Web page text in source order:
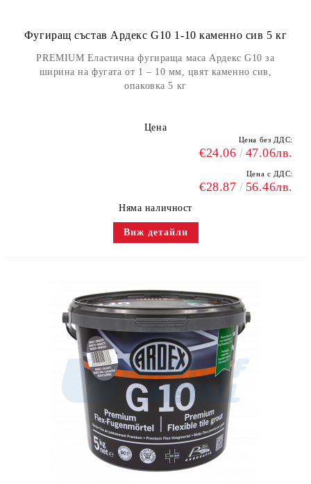
Фугиращ състав Ардекс G10 1-10 каменно сив 5 кг
PREMIUM Еластична фугираща маса Ардекс G10 за
ширина на фугата от 1 – 10 мм, цвят каменно сив,
опаковка 5 кг
Цена
Цена без ДДС:
€24.06 47.06лв.
Цена с ДДС:
€28.87 56.46лв.
Няма наличност
Виж детайли